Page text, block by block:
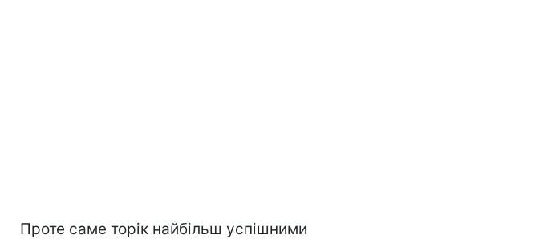
Проте саме торік найбільш успішними